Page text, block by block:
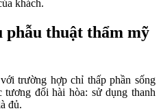
khách.
phẫu thuật thẩm mỹ
trường hợp chỉ thấp phần sống
tương đối hài hòa: sử dụng thanh
đủ.